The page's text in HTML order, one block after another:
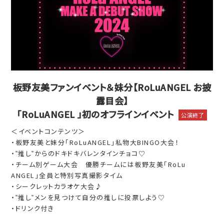
板野友美ファンイベント＆妹分【RoLuANGEL お披
露目会】
「RoLuANGEL 」初のオフラインイベント
公演終了
＜イベントコンテンツ＞
・板野友美と妹分「RoLuANGEL」私物大BINGO大会！
・‟推し‟からのドキドキバレンタインチョコ♡
・チーム別ゲーム大会 優勝チームには板野友美「RoLu
ANGEL」全員と特別写真撮影タイム
・シークレットカラオケ大会♪
・‟推し‟メンを見つけて自分の推しに投票しよう♡
・ドリンク付き